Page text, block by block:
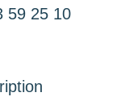
59 25 10